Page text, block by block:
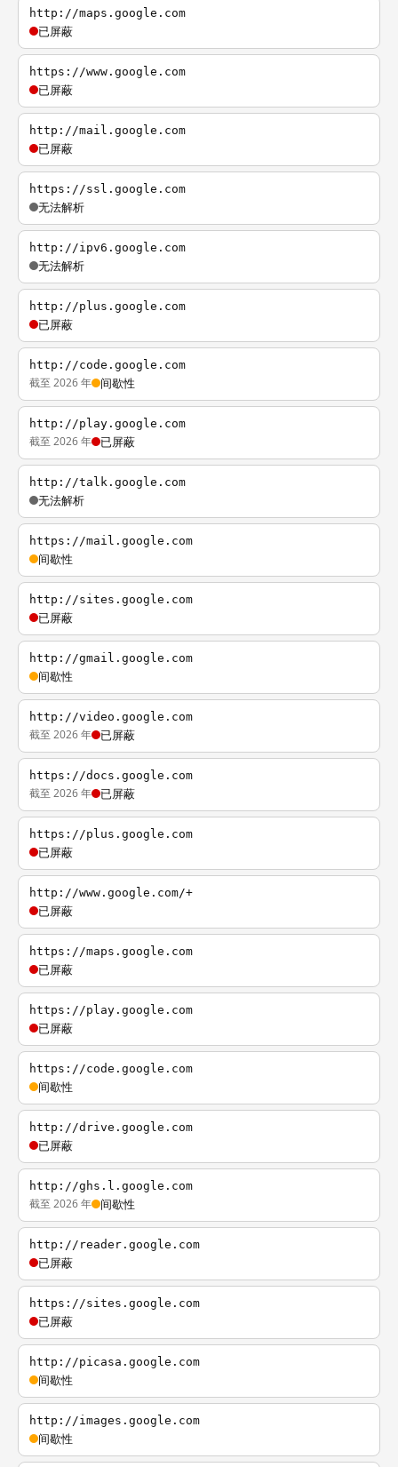
http://maps.google.com
已屏蔽
https://www.google.com
已屏蔽
http://mail.google.com
已屏蔽
https://ssl.google.com
无法解析
http://ipv6.google.com
无法解析
http://plus.google.com
已屏蔽
http://code.google.com
截至 2026 年 间歇性
http://play.google.com
截至 2026 年 已屏蔽
http://talk.google.com
无法解析
https://mail.google.com
间歇性
http://sites.google.com
已屏蔽
http://gmail.google.com
间歇性
http://video.google.com
截至 2026 年 已屏蔽
https://docs.google.com
截至 2026 年 已屏蔽
https://plus.google.com
已屏蔽
http://www.google.com/+
已屏蔽
https://maps.google.com
已屏蔽
https://play.google.com
已屏蔽
https://code.google.com
间歇性
http://drive.google.com
已屏蔽
http://ghs.l.google.com
截至 2026 年 间歇性
http://reader.google.com
已屏蔽
https://sites.google.com
已屏蔽
http://picasa.google.com
间歇性
http://images.google.com
间歇性